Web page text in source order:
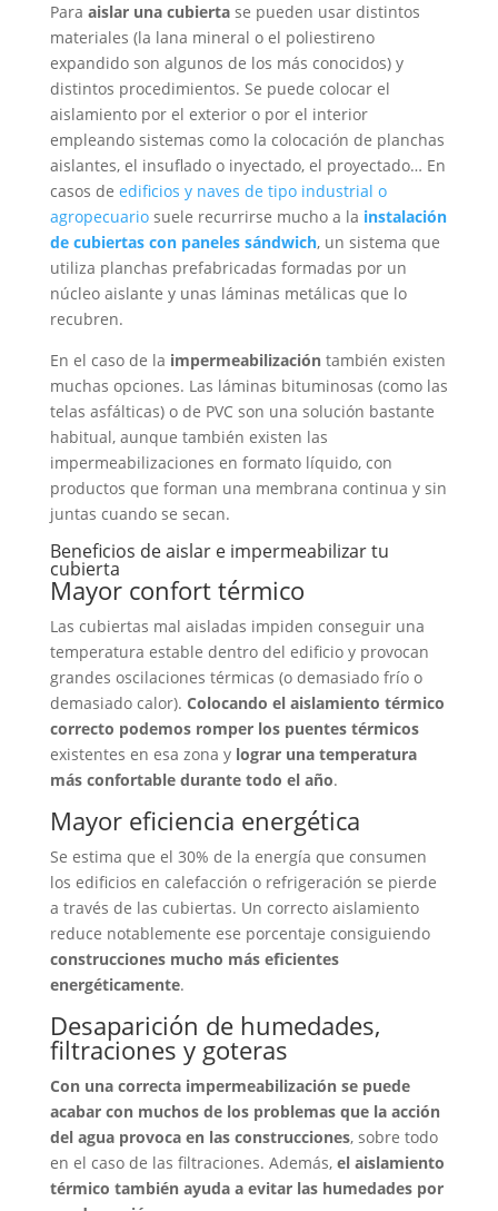
Para aislar una cubiertase pueden usar distintos
materiales (la lana mineral o el poliestireno
expandido son algunos de los más conocidos) y
distintos procedimientos. Se puede colocar el
aislamiento por el exterior o por el interior
empleando sistemas como la colocación de planchas
aislantes, el insuflado o inyectado, el proyectado… En
casos de edificios y naves de tipo industrial o
agropecuariosuele recurrirse mucho a la instalación
de cubiertas con paneles sándwich, un sistema que
utiliza planchas prefabricadas formadas por un
núcleo aislante y unas láminas metálicas que lo
recubren.
En el caso de la impermeabilizacióntambién existen
muchas opciones. Las láminas bituminosas (como las
telas asfálticas) o de PVC son una solución bastante
habitual, aunque también existen las
impermeabilizaciones en formato líquido, con
productos que forman una membrana continua y sin
juntas cuando se secan.
Beneficios de aislar e impermeabilizar tu
cubierta
Mayor confort térmico
Las cubiertas mal aisladas impiden conseguir una
temperatura estable dentro del edificio y provocan
grandes oscilaciones térmicas (o demasiado frío o
demasiado calor). Colocando el aislamiento térmico
correcto podemos romper los puentes térmicos
existentes en esa zona ylograr una temperatura
más confortable durante todo el año.
Mayor eficiencia energética
Se estima que el 30% de la energía que consumen
los edificios en calefacción o refrigeración se pierde
a través de las cubiertas. Un correcto aislamiento
reduce notablemente ese porcentaje consiguiendo
construcciones mucho más eficientes
energéticamente.
Desaparición de humedades,
filtraciones y goteras
Con una correcta impermeabilización se puede
acabar con muchos de los problemas que la acción
del agua provoca en las construcciones, sobre todo
en el caso de las filtraciones. Además, el aislamiento
térmico también ayuda a evitar las humedades por